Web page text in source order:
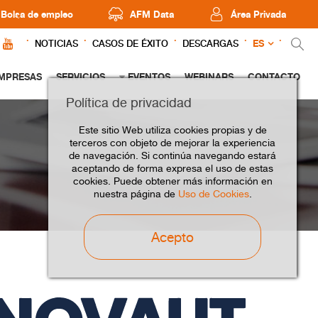
Bolsa de empleo AFM Data Área Privada
NOTICIAS CASOS DE ÉXITO DESCARGAS ES
SERVICIOS EVENTOS WEBINARS CONTACTO
Política de privacidad
Este sitio Web utiliza cookies propias y de
terceros con objeto de mejorar la experiencia
de navegación. Si continúa navegando estará
aceptando de forma expresa el uso de estas
cookies. Puede obtener más información en
nuestra página de Uso de Cookies.
Acepto